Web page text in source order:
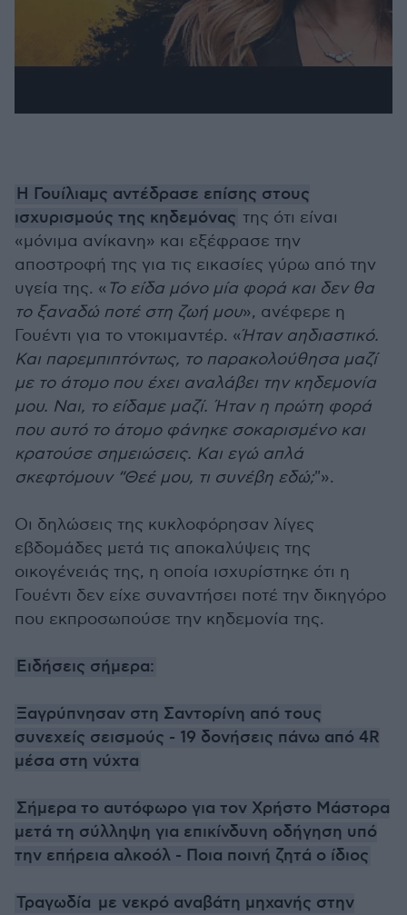
Η Γουίλιαμς αντέδρασε επίσης στους
ισχυρισμούς της κηδεμόνας της ότι είναι
«μόνιμα ανίκανη» και εξέφρασε την
αποστροφή της για τις εικασίες γύρω από την
υγεία της. « Το είδα μόνο μία φορά και δεν θα
το ξαναδώ ποτέ στη ζωή μου», ανέφερε η
Γουέντι για το ντοκιμαντέρ. «Ήταν αηδιαστικό.
Και παρεμπιπτόντως, το παρακολούθησα μαζί
με το άτομο που έχει αναλάβει την κηδεμονία
μου. Ναι, το είδαμε μαζί. Ήταν η πρώτη φορά
που αυτό το άτομο φάνηκε σοκαρισμένο και
κρατούσε σημειώσεις. Και εγώ απλά
σκεφτόμουν “Θεέ μου, τι συνέβη εδώ;"».
Οι δηλώσεις της κυκλοφόρησαν λίγες
εβδομάδες μετά τις αποκαλύψεις της
οικογένειάς της, η οποία ισχυρίστηκε ότι η
Γουέντι δεν είχε συναντήσει ποτέ την δικηγόρο
που εκπροσωπούσε την κηδεμονία της.
Ειδήσεις σήμερα:
Ξαγρύπνησαν στη Σαντορίνη από τους
συνεχείς σεισμούς - 19 δονήσεις πάνω από 4R
μέσα στη νύχτα
Σήμερα το αυτόφωρο για τον Χρήστο Μάστορα
μετά τη σύλληψη για επικίνδυνη οδήγηση υπό
την επήρεια αλκοόλ - Ποια ποινή ζητά ο ίδιος
Τραγωδία με νεκρό αναβάτη μηχανής στην